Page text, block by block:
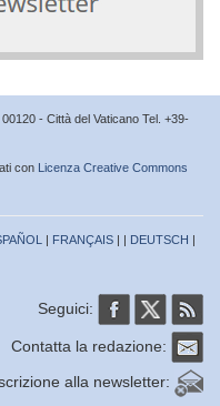
- Città del Vaticano Tel. +39-
con Licenza Creative Commons
| FRANÇAIS | | DEUTSCH |
Seguici:
Contatta la redazione:
alla newsletter: